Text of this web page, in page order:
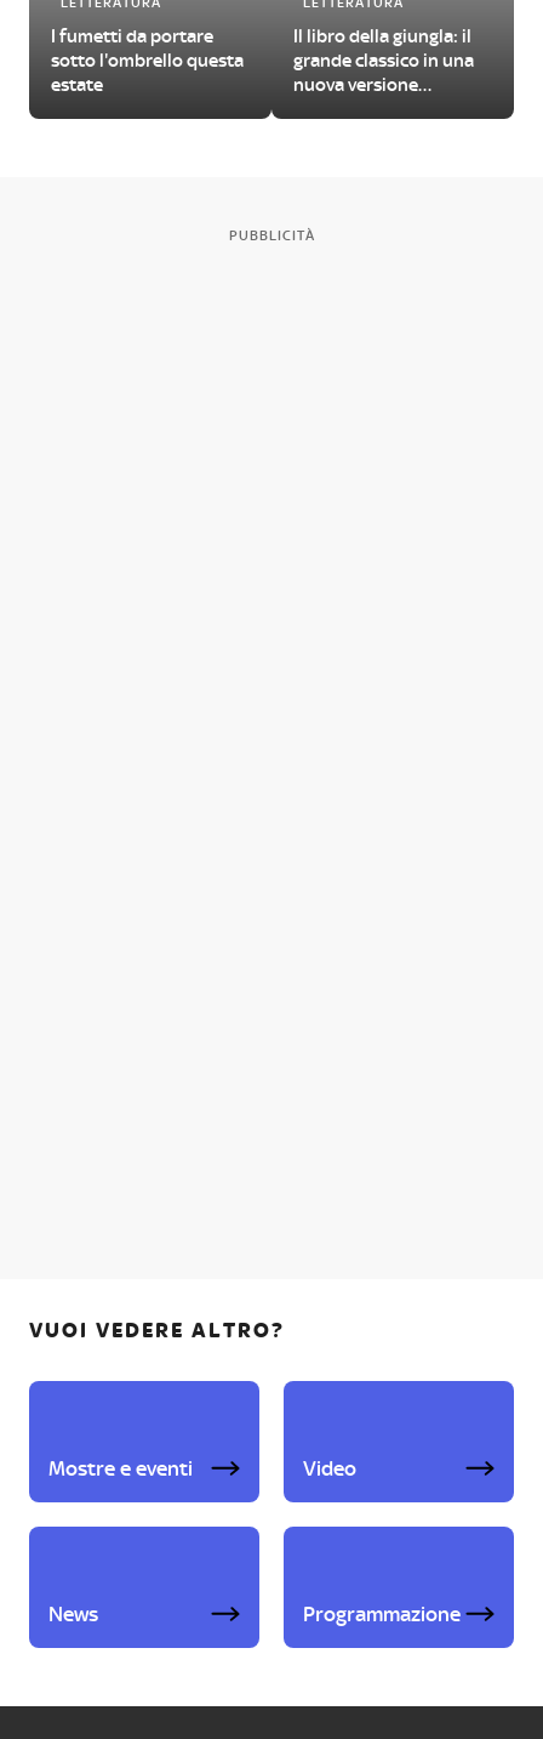
I fumetti da portare
sotto l'ombrello questa
estate
Il libro della giungla: il
grande classico in una
nuova versione
PUBBLICITÀ
VUOI VEDERE ALTRO?
Mostre e eventi Video
News Programmazione